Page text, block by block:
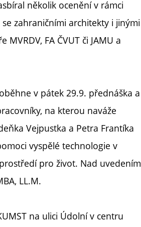
několik ocenění v rámci
zahraničními architekty i jinými
FA ČVUT či JAMU a
v pátek 29.9. přednáška a
na kterou naváže
Vejpustka a Petra Frantíka
vyspělé technologie v
pro život. Nad uvedením
LL.M.
na ulici Údolní v centru